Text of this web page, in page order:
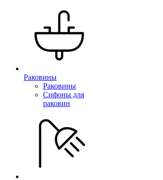
Раковины
Раковины
Сифоны для
раковин